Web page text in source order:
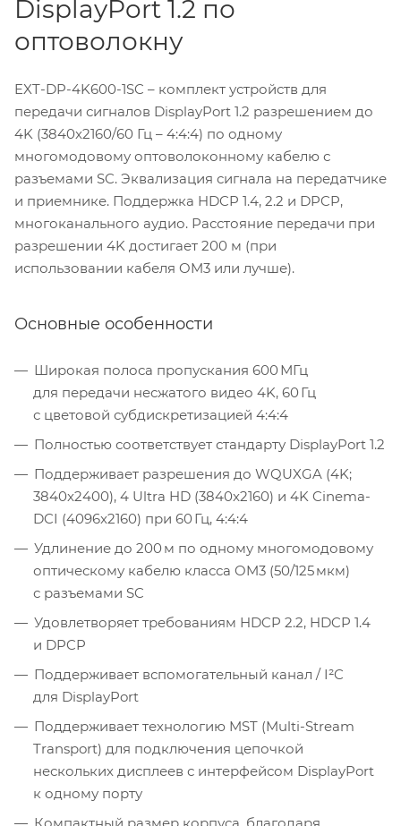
DisplayPort 1.2 по
оптоволокну
EXT-DP-4K600-1SC – комплект устройств для
передачи сигналов DisplayPort 1.2 разрешением до
4K (3840x2160/60 Гц – 4:4:4) по одному
многомодовому оптоволоконному кабелю с
разъемами SC. Эквализация сигнала на передатчике
и приемнике. Поддержка HDCP 1.4, 2.2 и DPCP,
многоканального аудио. Расстояние передачи при
разрешении 4K достигает 200 м (при
использовании кабеля OM3 или лучше).
Основные особенности
Широкая полоса пропускания 600 МГц
для передачи несжатого видео 4K, 60 Гц
с цветовой субдискретизацией 4:4:4
Полностью соответствует стандарту DisplayPort 1.2
Поддерживает разрешения до WQUXGA (4K;
3840x2400), 4 Ultra HD (3840x2160) и 4K Cinema-
DCI (4096x2160) при 60 Гц, 4:4:4
Удлинение до 200 м по одному многомодовому
оптическому кабелю класса OM3 (50/125 мкм)
с разъемами SC
Удовлетворяет требованиям HDCP 2.2, HDCP 1.4
и DPCP
Поддерживает вспомогательный канал / I²C
для DisplayPort
Поддерживает технологию MST (Multi-Stream
Transport) для подключения цепочкой
нескольких дисплеев с интерфейсом DisplayPort
к одному порту